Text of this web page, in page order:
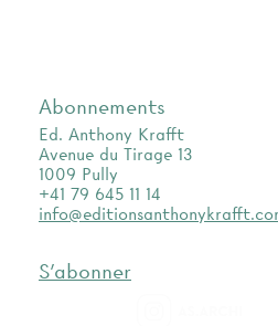
Abonnements
Ed. Anthony Krafft
Avenue du Tirage 13
1009 Pully
+41 79 645 11 14
S'abonner